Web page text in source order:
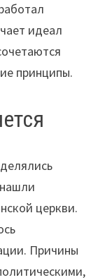
идеал
принципы.
церкви.
Причины